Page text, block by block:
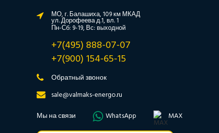
МО, г. Балашиха, 109 км МКАД
ул. Дорофеева д.1, вл. 1
Пн-Сб: 9-19, Вс: выходной
+7(495) 888-07-07
+7(900) 154-65-15
Обратный звонок
sale@valmaks-energo.ru
Мы на связи
WhatsApp MAX